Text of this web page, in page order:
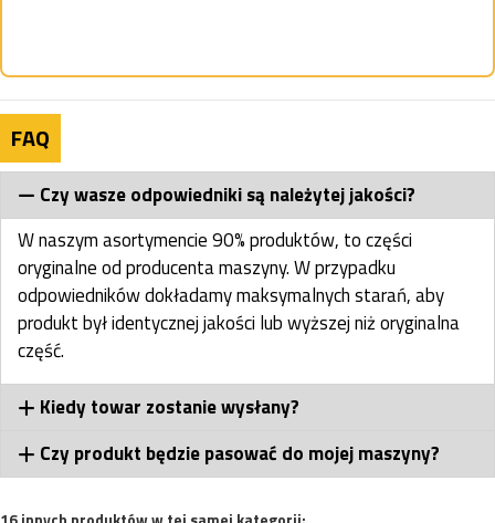
FAQ
Czy wasze odpowiedniki są należytej jakości?
W naszym asortymencie 90% produktów, to części
oryginalne od producenta maszyny. W przypadku
odpowiedników dokładamy maksymalnych starań, aby
produkt był identycznej jakości lub wyższej niż oryginalna
część.
Kiedy towar zostanie wysłany?
Czy produkt będzie pasować do mojej maszyny?